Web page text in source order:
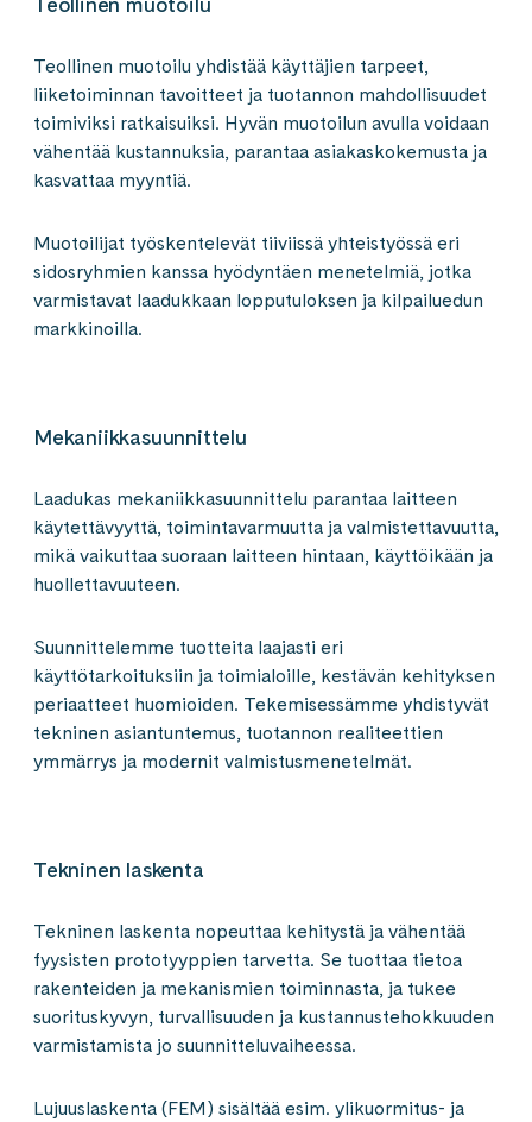
Teollinen muotoilu yhdistää käyttäjien tarpeet,
liiketoiminnan tavoitteet ja tuotannon mahdollisuudet
toimiviksi ratkaisuiksi. Hyvän muotoilun avulla voidaan
vähentää kustannuksia, parantaa asiakaskokemusta ja
kasvattaa myyntiä.
Muotoilijat työskentelevät tiiviissä yhteistyössä eri
sidosryhmien kanssa hyödyntäen menetelmiä, jotka
varmistavat laadukkaan lopputuloksen ja kilpailuedun
markkinoilla.
Mekaniikkasuunnittelu
Laadukas mekaniikkasuunnittelu parantaa laitteen
käytettävyyttä, toimintavarmuutta ja valmistettavuutta,
mikä vaikuttaa suoraan laitteen hintaan, käyttöikään ja
huollettavuuteen.
Suunnittelemme tuotteita laajasti eri
käyttötarkoituksiin ja toimialoille, kestävän kehityksen
periaatteet huomioiden. Tekemisessämme yhdistyvät
tekninen asiantuntemus, tuotannon realiteettien
ymmärrys ja modernit valmistusmenetelmät.
Tekninen laskenta
Tekninen laskenta nopeuttaa kehitystä ja vähentää
fyysisten prototyyppien tarvetta. Se tuottaa tietoa
rakenteiden ja mekanismien toiminnasta, ja tukee
suorituskyvyn, turvallisuuden ja kustannustehokkuuden
varmistamista jo suunnitteluvaiheessa.
Lujuuslaskenta (FEM) sisältää esim. ylikuormitus- ja